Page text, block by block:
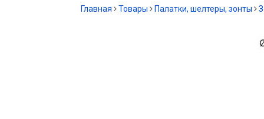
Главная Товары Палатки, шелтеры, зонты